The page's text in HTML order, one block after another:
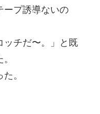
ープ誘導ないの
ッチだ〜。」と既
。